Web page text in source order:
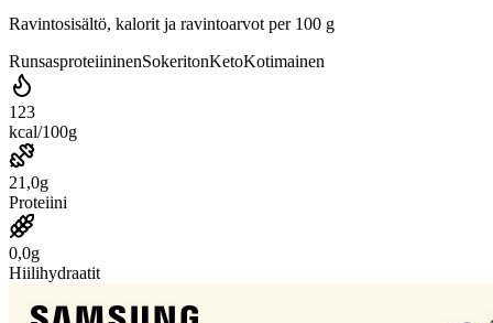
Ravintosisältö, kalorit ja ravintoarvot per 100 g
RunsasproteiininenSokeritonKetoKotimainen
123
kcal/100g
21,0g
Proteiini
0,0g
Hiilihydraatit